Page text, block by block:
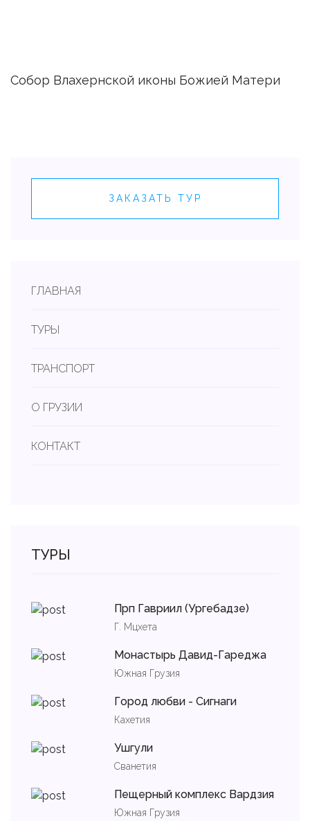
Собор Влахернской иконы Божией Матери
ЗАКАЗАТЬ ТУР
ГЛАВНАЯ
ТУРЫ
ТРАНСПОРТ
О ГРУЗИИ
КОНТАКТ
ТУРЫ
Прп Гавриил (Ургебадзе)
Г. Мцхета
Монастырь Давид-Гареджа
Южная Грузия
Город любви - Сигнаги
Кахетия
Ушгули
Сванетия
Пещерный комплекс Вардзия
Южная Грузия